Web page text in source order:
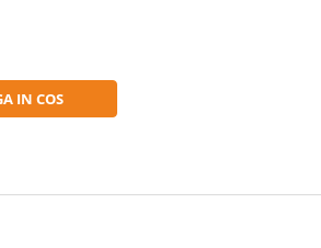
IN COS